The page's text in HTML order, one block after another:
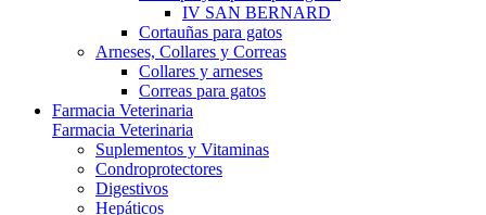
IV SAN BERNARD
Cortauñas para gatos
Arneses, Collares y Correas
Collares y arneses
Correas para gatos
Farmacia Veterinaria
Farmacia Veterinaria
Suplementos y Vitaminas
Condroprotectores
Digestivos
Hepáticos